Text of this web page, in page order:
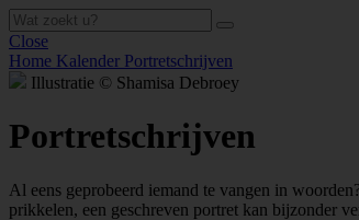
Close
Home Kalender Portretschrijven
Illustratie © Shamisa Debroey
Portretschrijven
Al eens geprobeerd iemand te vangen in
prikkelen, een geschreven portret kan bijzonder